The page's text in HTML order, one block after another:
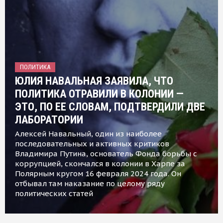
ПОЛИТИКА
ЮЛИЯ НАВАЛЬНАЯ ЗАЯВИЛА, ЧТО
ПОЛИТИКА ОТРАВИЛИ В КОЛОНИИ —
ЭТО, ПО ЕЕ СЛОВАМ, ПОДТВЕРДИЛИ ДВЕ
ЛАБОРАТОРИИ
Алексей Навальный, один из наиболее
последовательных и активных критиков
Владимира Путина, основатель Фонда борьбы с
коррупцией, скончался в колонии в Харпе за
Полярным кругом 16 февраля 2024 года. Он
отбывал там наказание по целому ряду
политических статей